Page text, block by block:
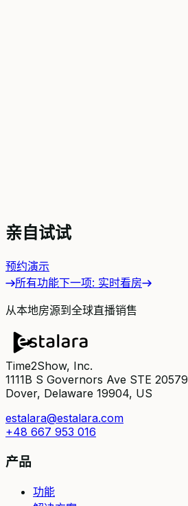
亲自试试
预约演示
所有功能下一项: 实时看房
从本地房源到全球直播销售
Time2Show, Inc.
1111B S Governors Ave STE 20579
Dover, Delaware 19904, US
estalara@estalara.com
+48 667 953 016
产品
功能